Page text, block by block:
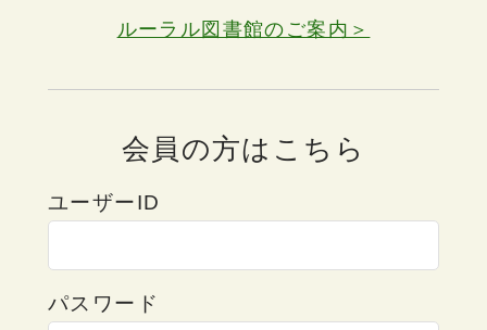
ルーラル図書館のご案内＞
会員の方はこちら
ユーザーID
パスワード